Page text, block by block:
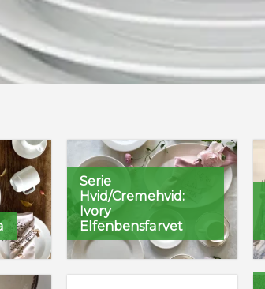
Serie
Hvid/Cremehvid:
Ivory
Elfenbensfarvet